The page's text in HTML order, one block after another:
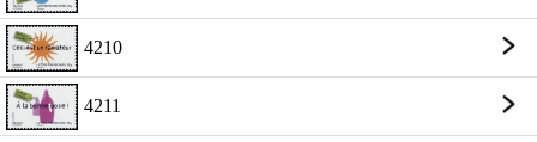
4210
4211